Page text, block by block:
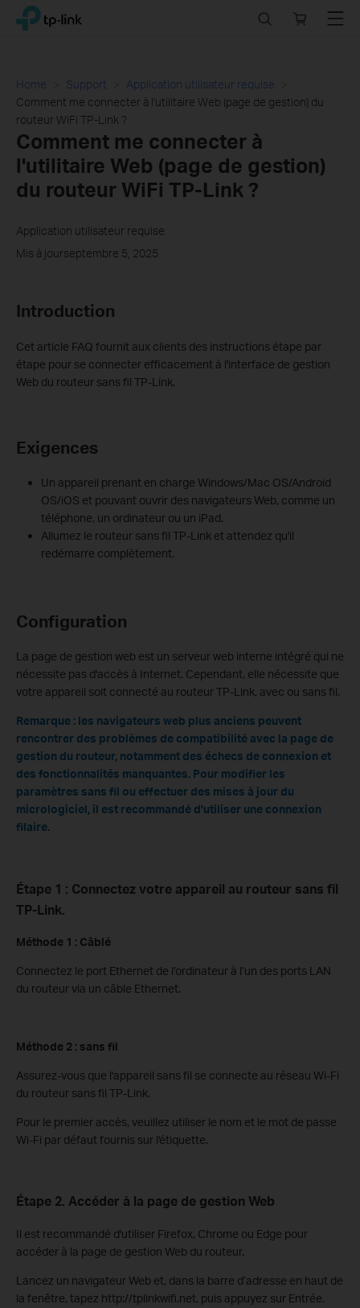
Click
navigation
TP-Link, Reliably Smart
store
Menu
Home Support
Application utilisateur requise
Comment me connecter à l'utilitaire Web (page de gestion) du
routeur WiFi TP-Link ?
Comment me connecter à
l'utilitaire Web (page de gestion)
du routeur WiFi TP-Link ?
Application utilisateur requise
Mis à jourseptembre 5, 2025
Introduction
Cet article FAQ fournit aux clients des instructions étape par
étape pour se connecter efficacement à l'interface de gestion
Web du routeur sans fil TP-Link.
Exigences
Un appareil prenant en charge Windows/Mac OS/Android
OS/iOS et pouvant ouvrir des navigateurs Web, comme un
téléphone, un ordinateur ou un iPad.
Allumez le routeur sans fil TP-Link et attendez qu'il
redémarre complètement.
Configuration
La page de gestion web est un serveur web interne intégré qui ne
nécessite pas d'accès à Internet. Cependant, elle nécessite que
votre appareil soit connecté au routeur TP-Link, avec ou sans fil.
Remarque : les navigateurs web plus anciens peuvent
rencontrer des problèmes de compatibilité avec la page de
gestion du routeur, notamment des échecs de connexion et
des fonctionnalités manquantes. Pour modifier les
paramètres sans fil ou effectuer des mises à jour du
micrologiciel, il est recommandé d'utiliser une connexion
filaire.
Étape 1 : Connectez votre appareil au routeur sans fil
TP-Link.
Méthode 1 : Câblé
Connectez le port Ethernet de l’ordinateur à l’un des ports LAN
du routeur via un câble Ethernet.
Méthode 2 : sans fil
Assurez-vous que l'appareil sans fil se connecte au réseau Wi-Fi
du routeur sans fil TP-Link.
Pour le premier accès, veuillez utiliser le nom et le mot de passe
Wi-Fi par défaut fournis sur l'étiquette.
Étape 2. Accéder à la page de gestion Web
Il est recommandé d'utiliser Firefox, Chrome ou Edge pour
accéder à la page de gestion Web du routeur.
Lancez un navigateur Web et, dans la barre d’adresse en haut de
la fenêtre, tapez http://tplinkwifi.net, puis appuyez sur Entrée.